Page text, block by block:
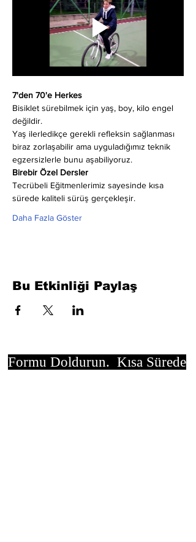
7'den 70'e Herkes
Bisiklet sürebilmek için yaş, boy, kilo engel
değildir.
Yaş ilerledikçe gerekli refleksin sağlanması
biraz zorlaşabilir ama uyguladığımız teknik
egzersizlerle bunu aşabiliyoruz.
Birebir Özel Dersler
Tecrübeli Eğitmenlerimiz sayesinde kısa
sürede kaliteli sürüş gerçekleşir.
Daha Fazla Göster
Bu Etkinliği Paylaş
Formu Doldurun. Kısa Sürede